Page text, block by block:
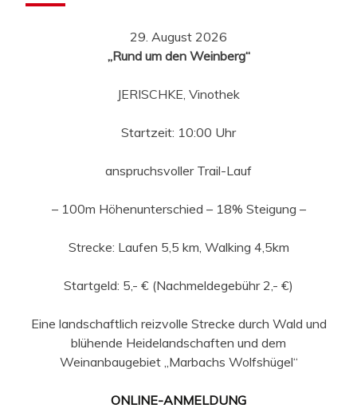
29. August 2026
„Rund um den Weinberg“
JERISCHKE, Vinothek
Startzeit: 10:00 Uhr
anspruchsvoller Trail-Lauf
– 100m Höhenunterschied – 18% Steigung –
Strecke: Laufen 5,5 km, Walking 4,5km
Startgeld: 5,- € (Nachmeldegebühr 2,- €)
Eine landschaftlich reizvolle Strecke durch Wald und
blühende Heidelandschaften und dem
Weinanbaugebiet „Marbachs Wolfshügel“
ONLINE-ANMELDUNG